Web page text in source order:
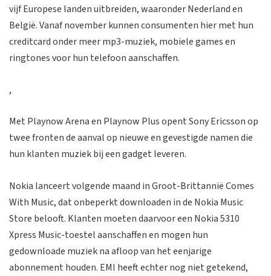
vijf Europese landen uitbreiden, waaronder Nederland en
België. Vanaf november kunnen consumenten hier met hun
creditcard onder meer mp3-muziek, mobiele games en
ringtones voor hun telefoon aanschaffen.
,
Met Playnow Arena en Playnow Plus opent Sony Ericsson op
twee fronten de aanval op nieuwe en gevestigde namen die
hun klanten muziek bij een gadget leveren.
Nokia lanceert volgende maand in Groot-Brittannië Comes
With Music, dat onbeperkt downloaden in de Nokia Music
Store belooft. Klanten moeten daarvoor een Nokia 5310
Xpress Music-toestel aanschaffen en mogen hun
gedownloade muziek na afloop van het eenjarige
abonnement houden. EMI heeft echter nog niet getekend,